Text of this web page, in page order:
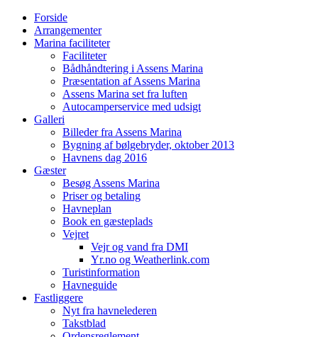
Forside
Arrangementer
Marina faciliteter
Faciliteter
Bådhåndtering i Assens Marina
Præsentation af Assens Marina
Assens Marina set fra luften
Autocamperservice med udsigt
Galleri
Billeder fra Assens Marina
Bygning af bølgebryder, oktober 2013
Havnens dag 2016
Gæster
Besøg Assens Marina
Priser og betaling
Havneplan
Book en gæsteplads
Vejret
Vejr og vand fra DMI
Yr.no og Weatherlink.com
Turistinformation
Havneguide
Fastliggere
Nyt fra havnelederen
Takstblad